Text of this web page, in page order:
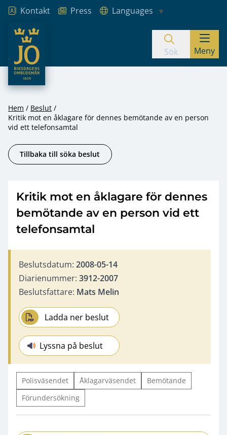
Hoppa till innehåll
Kontakt Press
Languages
JO – Riksdagens Ombudsmän
Sök Meny
Hem
Beslut
Kritik mot en åklagare för dennes bemötande av en person
vid ett telefonsamtal
Tillbaka till söka beslut
Kritik mot en åklagare för dennes
bemötande av en person vid ett
telefonsamtal
Beslutsdatum: 2008-05-14
Diarienummer: 3912-2007
Beslutsfattare: Mats Melin
Ladda ner beslut
Lyssna på beslut
Polisväsendet Åklagarväsendet
Bemötande
Förundersökning